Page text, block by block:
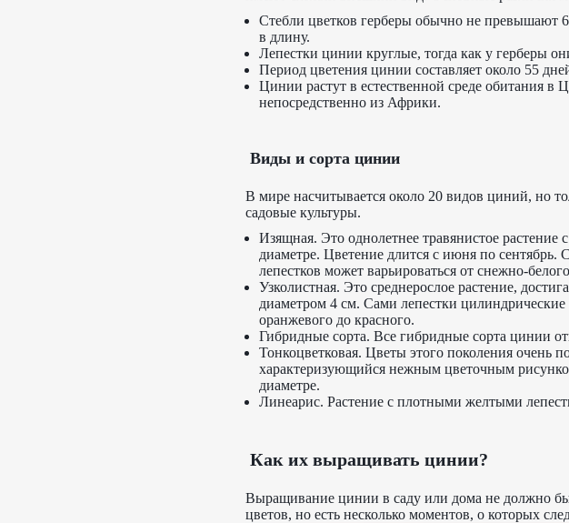
Стебли цветков герберы обычно не превышают
в длину.
Лепестки цинии круглые, тогда как у герберы
Период цветения цинии составляет около 55
Цинии растут в естественной среде обитания
непосредственно из Африки.
Виды и сорта цинии
В мире насчитывается около 20 видов циний, но
садовые культуры.
Изящная. Это однолетнее травянистое
диаметре. Цветение длится с июня по
лепестков может варьироваться от снежно-
Узколистная. Это среднерослое растение,
диаметром 4 см. Сами лепестки
оранжевого до красного.
Гибридные сорта. Все гибридные сорта цинии
Тонкоцветковая. Цветы этого поколения очень
характеризующийся нежным цветочным
диаметре.
Линеарис. Растение с плотными желтыми
Как их выращивать цинии?
Выращивание цинии в саду или дома не должно
цветов, но есть несколько моментов, о которых